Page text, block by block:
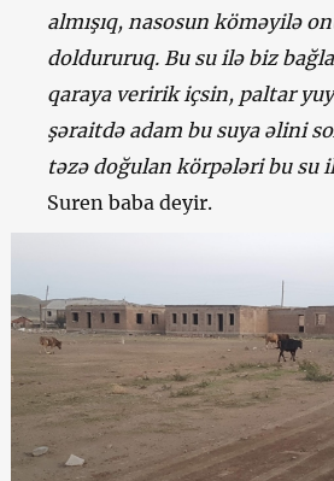
almışıq, nasosun köməyilə
doldururuq. Bu su ilə biz
qaraya veririk içsin, paltar
şəraitdə adam bu suya əlini
təzə doğulan körpələri bu su
Suren baba deyir.